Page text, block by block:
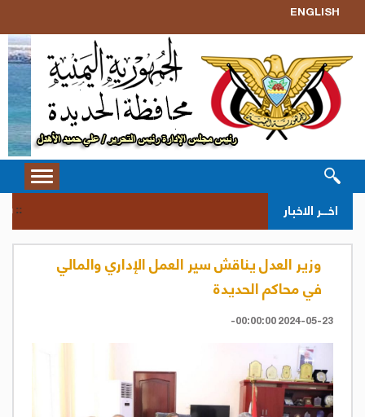
ENGLISH
Toggle
اخــر الاخبار سحب
وزير العدل يناقش سير العمل الإداري والمالي
في محاكم الحديدة
2024-05-23 00:00:00-